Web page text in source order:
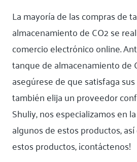
La mayoría de las compras de
almacenamiento de CO2 se
comercio electrónico online.
tanque de almacenamiento de
asegúrese de que satisfaga
también elija un proveedor
Shuliy, nos especializamos en
algunos de estos productos,
estos productos, ¡contáctenos!